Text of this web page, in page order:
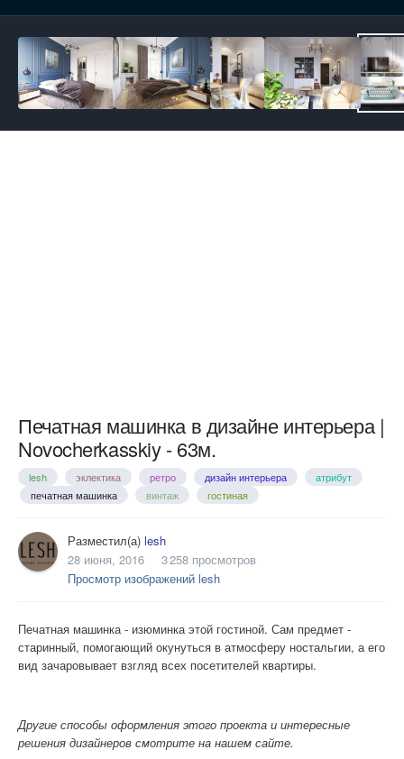
Печатная машинка в дизайне интерьера |
Novocherkasskiy - 63м.
lesh эклектика ретро дизайн интерьера
атрибут
печатная машинка
винтаж гостиная
Разместил(а) lesh
28 июня, 2016
3 258 просмотров
Просмотр изображений lesh
Печатная машинка - изюминка этой гостиной. Сам предмет -
старинный, помогающий окунуться в атмосферу ностальгии, а его
вид зачаровывает взгляд всех посетителей квартиры.
Другие способы оформления этого проекта и интересные
решения дизайнеров смотрите на нашем сайте.